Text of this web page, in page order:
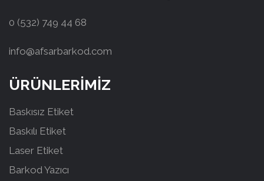
0 (532) 749 44 68
info@afsarbarkod.com
ÜRÜNLERİMİZ
Baskısız Etiket
Baskılı Etiket
Laser Etiket
Barkod Yazıcı